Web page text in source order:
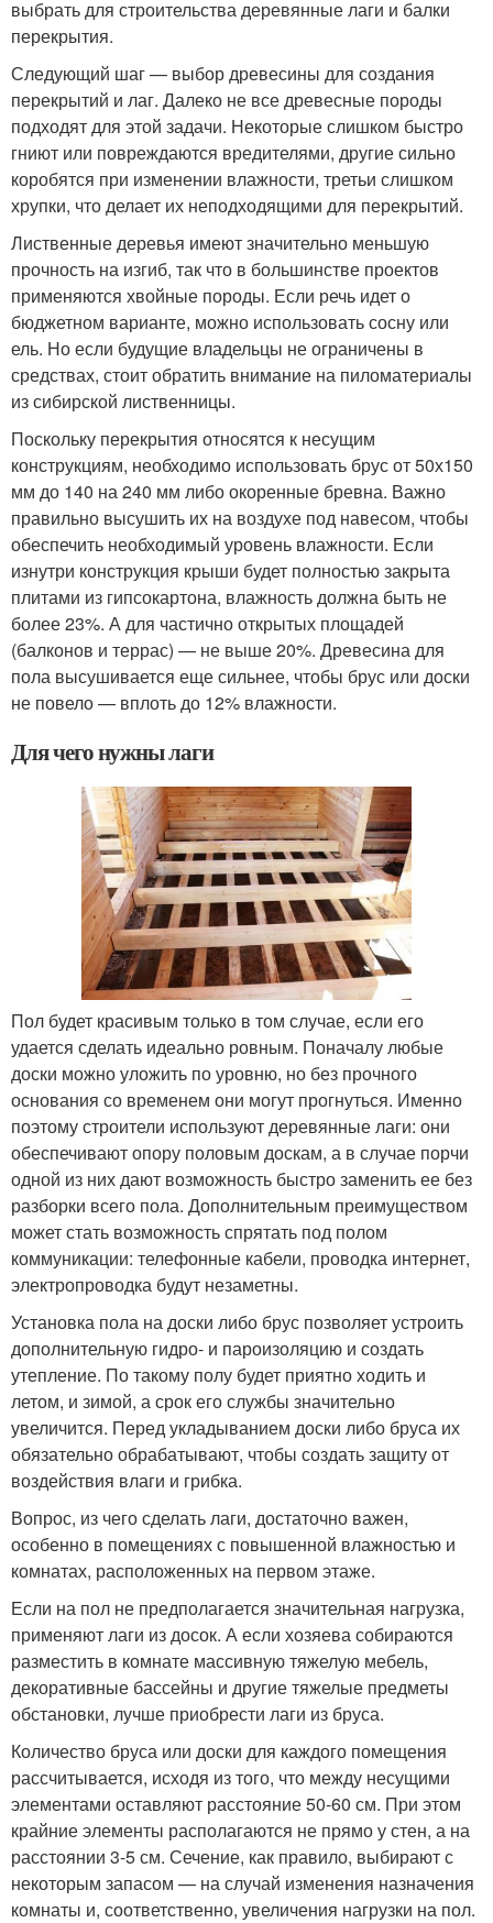
выбрать для строительства деревянные лаги и балки
перекрытия.
Следующий шаг — выбор древесины для создания
перекрытий и лаг. Далеко не все древесные породы
подходят для этой задачи. Некоторые слишком быстро
гниют или повреждаются вредителями, другие сильно
коробятся при изменении влажности, третьи слишком
хрупки, что делает их неподходящими для перекрытий.
Лиственные деревья имеют значительно меньшую
прочность на изгиб, так что в большинстве проектов
применяются хвойные породы. Если речь идет о
бюджетном варианте, можно использовать сосну или
ель. Но если будущие владельцы не ограничены в
средствах, стоит обратить внимание на пиломатериалы
из сибирской лиственницы.
Поскольку перекрытия относятся к несущим
конструкциям, необходимо использовать брус от 50х150
мм до 140 на 240 мм либо окоренные бревна. Важно
правильно высушить их на воздухе под навесом, чтобы
обеспечить необходимый уровень влажности. Если
изнутри конструкция крыши будет полностью закрыта
плитами из гипсокартона, влажность должна быть не
более 23%. А для частично открытых площадей
(балконов и террас) — не выше 20%. Древесина для
пола высушивается еще сильнее, чтобы брус или доски
не повело — вплоть до 12% влажности.
Для чего нужны лаги
Пол будет красивым только в том случае, если его
удается сделать идеально ровным. Поначалу любые
доски можно уложить по уровню, но без прочного
основания со временем они могут прогнуться. Именно
поэтому строители используют деревянные лаги: они
обеспечивают опору половым доскам, а в случае порчи
одной из них дают возможность быстро заменить ее без
разборки всего пола. Дополнительным преимуществом
может стать возможность спрятать под полом
коммуникации: телефонные кабели, проводка интернет,
электропроводка будут незаметны.
Установка пола на доски либо брус позволяет устроить
дополнительную гидро- и пароизоляцию и создать
утепление. По такому полу будет приятно ходить и
летом, и зимой, а срок его службы значительно
увеличится. Перед укладыванием доски либо бруса их
обязательно обрабатывают, чтобы создать защиту от
воздействия влаги и грибка.
Вопрос, из чего сделать лаги, достаточно важен,
особенно в помещениях с повышенной влажностью и
комнатах, расположенных на первом этаже.
Если на пол не предполагается значительная нагрузка,
применяют лаги из досок. А если хозяева собираются
разместить в комнате массивную тяжелую мебель,
декоративные бассейны и другие тяжелые предметы
обстановки, лучше приобрести лаги из бруса.
Количество бруса или доски для каждого помещения
рассчитывается, исходя из того, что между несущими
элементами оставляют расстояние 50-60 см. При этом
крайние элементы располагаются не прямо у стен, а на
расстоянии 3-5 см. Сечение, как правило, выбирают с
некоторым запасом — на случай изменения назначения
комнаты и, соответственно, увеличения нагрузки на пол.